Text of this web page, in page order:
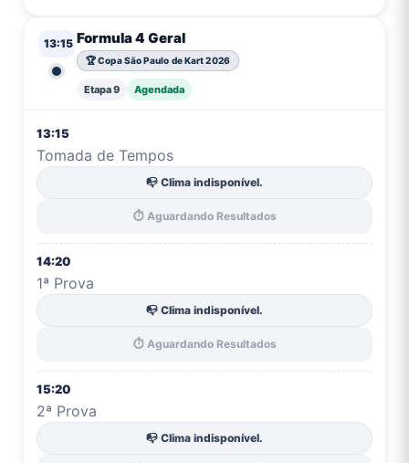
13:15 Formula 4 Geral
🏆 Copa São Paulo de Kart 2026
Etapa 9 Agendada
13:15
Tomada de Tempos
📭 Clima indisponível.
⏱️ Aguardando Resultados
14:20
1ª Prova
📭 Clima indisponível.
⏱️ Aguardando Resultados
15:20
2ª Prova
📭 Clima indisponível.